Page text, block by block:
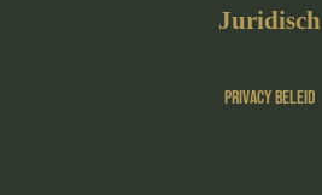
Juridisch
Privacy beleid